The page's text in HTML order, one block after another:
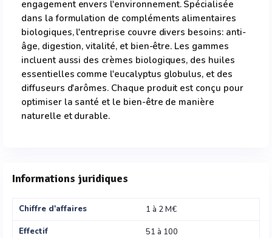
engagement envers l'environnement. Spécialisée
dans la formulation de compléments alimentaires
biologiques, l'entreprise couvre divers besoins: anti-
âge, digestion, vitalité, et bien-être. Les gammes
incluent aussi des crèmes biologiques, des huiles
essentielles comme l'eucalyptus globulus, et des
diffuseurs d'arômes. Chaque produit est conçu pour
optimiser la santé et le bien-être de manière
naturelle et durable.
Informations juridiques
Chiffre d'affaires
1 à 2 M€
Effectif
51 à 100